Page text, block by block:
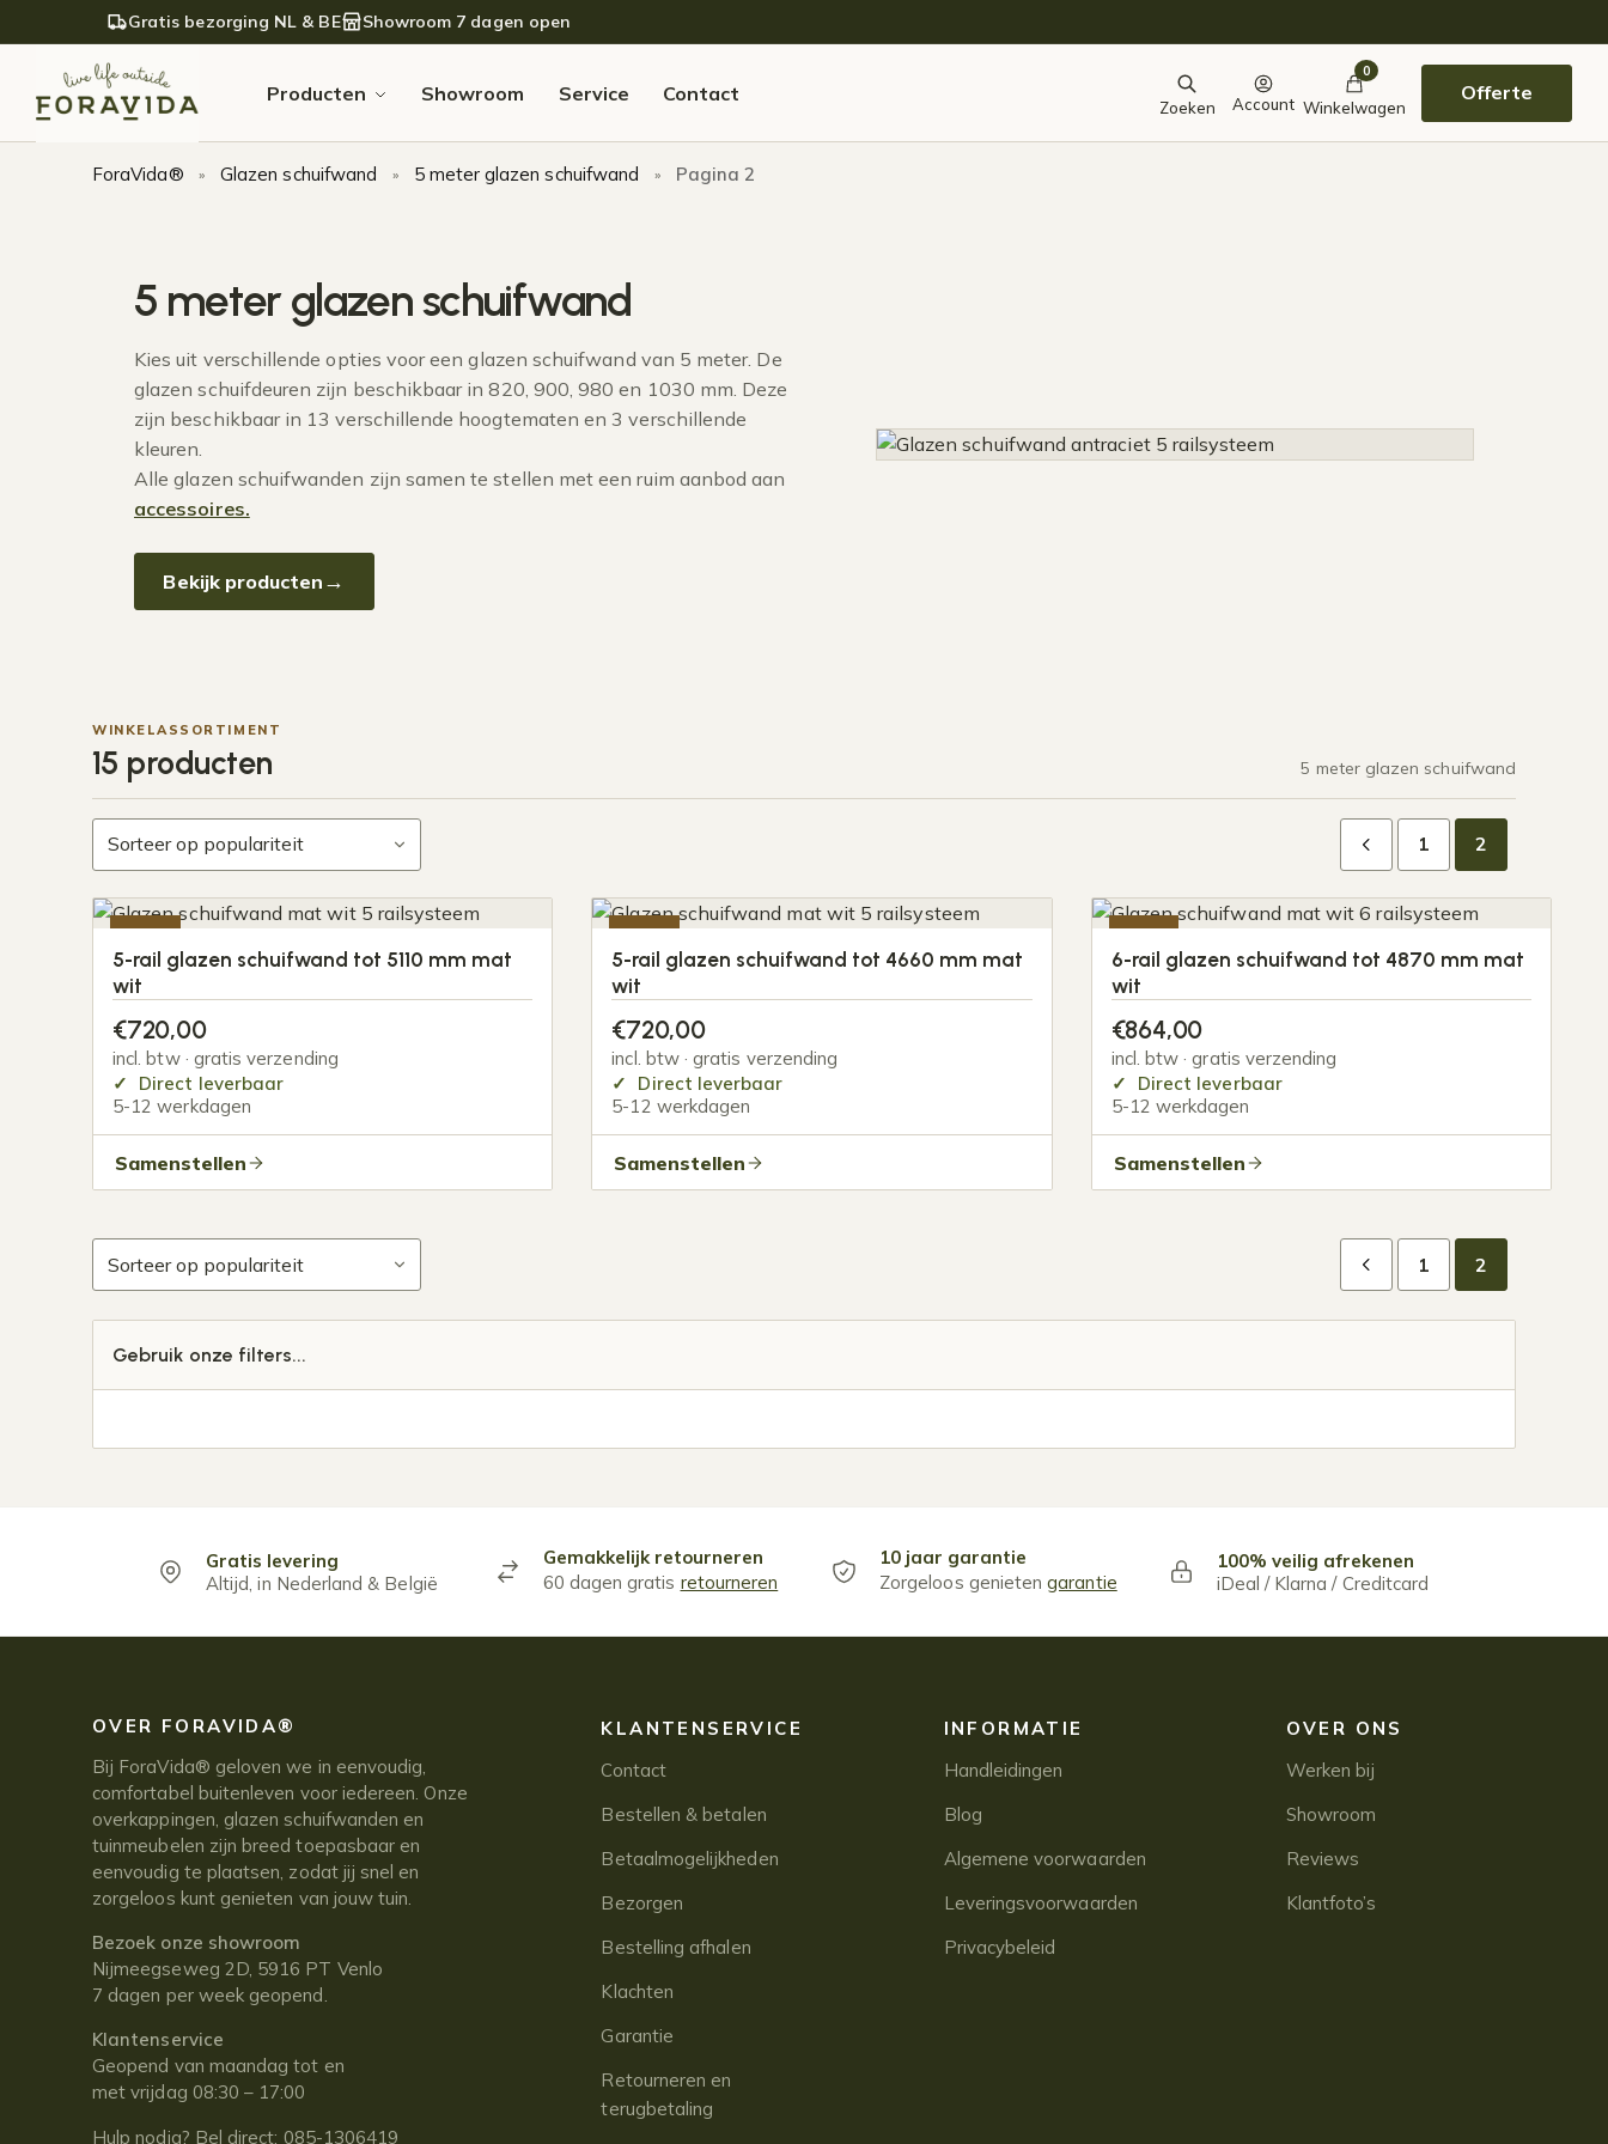
Verder naar navigatie
Ga naar de inhoudGratis bezorging NL & BE Showroom 7 dagen open
Producten Showroom Service Contact
Zoeken Account
0
Winkelwagen
Offerte
ForaVida® » Glazen schuifwand » 5 meter glazen schuifwand » Pagina 2
5 meter glazen schuifwand
Kies uit verschillende opties voor een glazen schuifwand van 5 meter. De
glazen schuifdeuren zijn beschikbaar in 820, 900, 980 en 1030 mm. Deze
zijn beschikbaar in 13 verschillende hoogtematen en 3 verschillende
kleuren.
Alle glazen schuifwanden zijn samen te stellen met een ruim aanbod aan
accessoires.
Bekijk producten
WINKELASSORTIMENT
15 producten 5 meter glazen schuifwand
1 2
5-rail glazen schuifwand tot 5110 mm mat
wit
€720,00
incl. btw · gratis verzending
Direct leverbaar
5-12 werkdagen
Samenstellen
5-rail glazen schuifwand tot 4660 mm mat
wit
€720,00
incl. btw · gratis verzending
Direct leverbaar
5-12 werkdagen
Samenstellen
6-rail glazen schuifwand tot 4870 mm mat
wit
€864,00
incl. btw · gratis verzending
Direct leverbaar
5-12 werkdagen
Samenstellen
1 2
Gebruik onze filters...
Gratis levering
Altijd, in Nederland & België
Gemakkelijk retourneren
60 dagen gratis retourneren
10 jaar garantie
Zorgeloos genietengarantie
100% veilig afrekenen
iDeal / Klarna / Creditcard
OVER FORAVIDA®
Bij ForaVida® geloven we in eenvoudig,
comfortabel buitenleven voor iedereen. Onze
overkappingen, glazen schuifwanden en
tuinmeubelen zijn breed toepasbaar en
eenvoudig te plaatsen, zodat jij snel en
zorgeloos kunt genieten van jouw tuin.
Bezoek onze showroom
Nijmeegseweg 2D, 5916 PT Venlo
7 dagen per week geopend.
Klantenservice
Geopend van maandag tot en
met vrijdag 08:30 – 17:00
Hulp nodig? Bel direct: 085-1306419
KLANTENSERVICE
Contact
Bestellen & betalen
Betaalmogelijkheden
Bezorgen
Bestelling afhalen
Klachten
Garantie
Retourneren en
terugbetaling
INFORMATIE
Handleidingen
Blog
Algemene voorwaarden
Leveringsvoorwaarden
Privacybeleid
OVER ONS
Werken bij
Showroom
Reviews
Klantfoto’s